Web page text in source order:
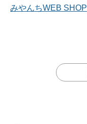
みやんちWEB SHOP